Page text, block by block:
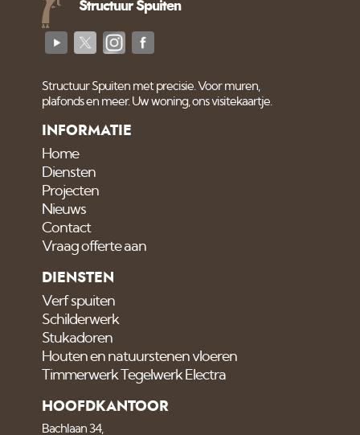
Structuur Spuiten
Structuur Spuiten met precisie. Voor muren,
plafonds en meer. Uw woning, ons visitekaartje.
INFORMATIE
Home
Diensten
Projecten
Nieuws
Contact
Vraag offerte aan
DIENSTEN
Verf spuiten
Schilderwerk
Stukadoren
Houten en natuurstenen vloeren
Timmerwerk Tegelwerk Electra
HOOFDKANTOOR
Bachlaan 34,